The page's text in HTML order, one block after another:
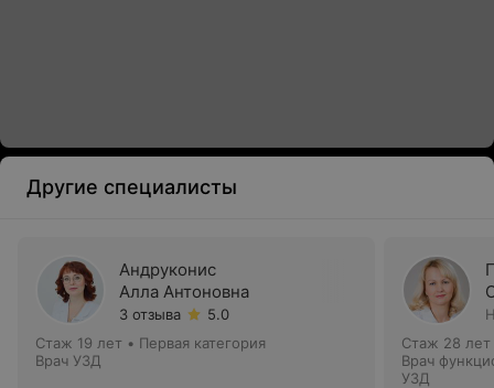
Другие специалисты
Андруконис
Алла Антоновна
3 отзыва
5.0
Стаж 19 лет • Первая категория
Врач УЗД
Стаж 28 лет
Врач
УЗД